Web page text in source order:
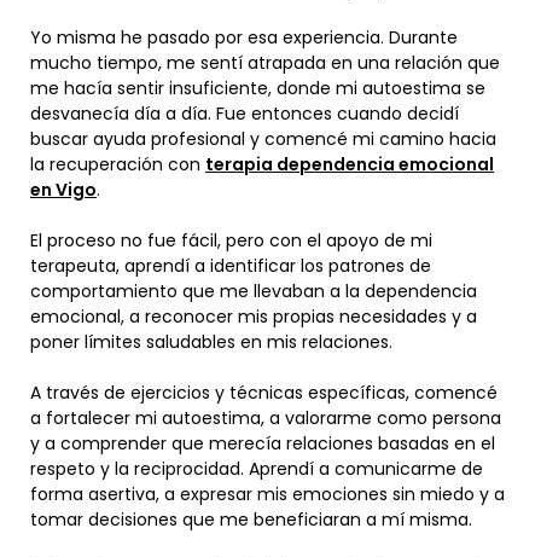
Yo misma he pasado por esa experiencia. Durante
mucho tiempo, me sentí atrapada en una relación que
me hacía sentir insuficiente, donde mi autoestima se
desvanecía día a día. Fue entonces cuando decidí
buscar ayuda profesional y comencé mi camino hacia
la recuperación con terapia dependencia emocional
en Vigo.
El proceso no fue fácil, pero con el apoyo de mi
terapeuta, aprendí a identificar los patrones de
comportamiento que me llevaban a la dependencia
emocional, a reconocer mis propias necesidades y a
poner límites saludables en mis relaciones.
A través de ejercicios y técnicas específicas, comencé
a fortalecer mi autoestima, a valorarme como persona
y a comprender que merecía relaciones basadas en el
respeto y la reciprocidad. Aprendí a comunicarme de
forma asertiva, a expresar mis emociones sin miedo y a
tomar decisiones que me beneficiaran a mí misma.